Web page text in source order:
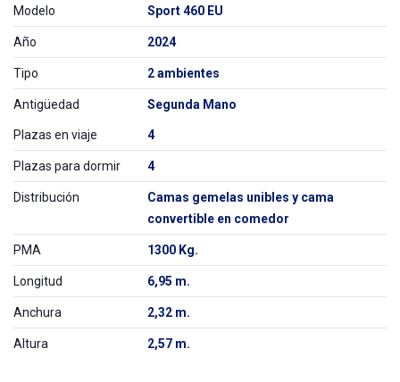
Modelo Sport 460 EU
Año 2024
Tipo 2 ambientes
Antigüedad Segunda Mano
Plazas en viaje 4
Plazas para dormir 4
Distribución
Camas gemelas unibles y cama
convertible en comedor
PMA 1300 Kg.
Longitud 6,95 m.
Anchura 2,32 m.
Altura 2,57 m.